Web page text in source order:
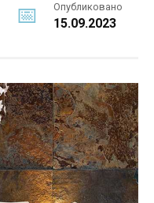
Опубликовано
15.09.2023